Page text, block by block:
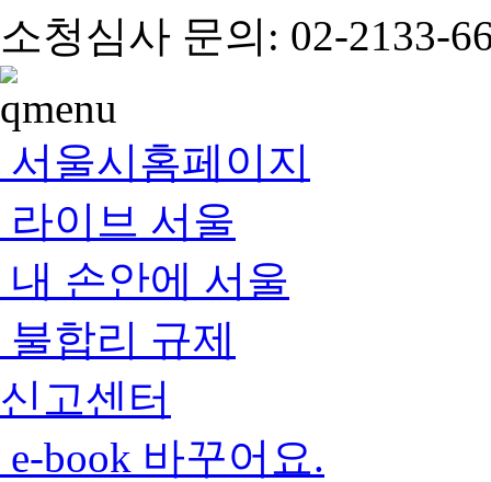
소청심사 문의: 02-2133-
서울시홈페이지
라이브 서울
내 손안에 서울
불합리 규제
신고센터
e-book 바꾸어요.